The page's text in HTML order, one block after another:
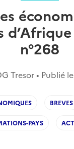
n°268
Tresor • Publié le
BREVES
PAYS